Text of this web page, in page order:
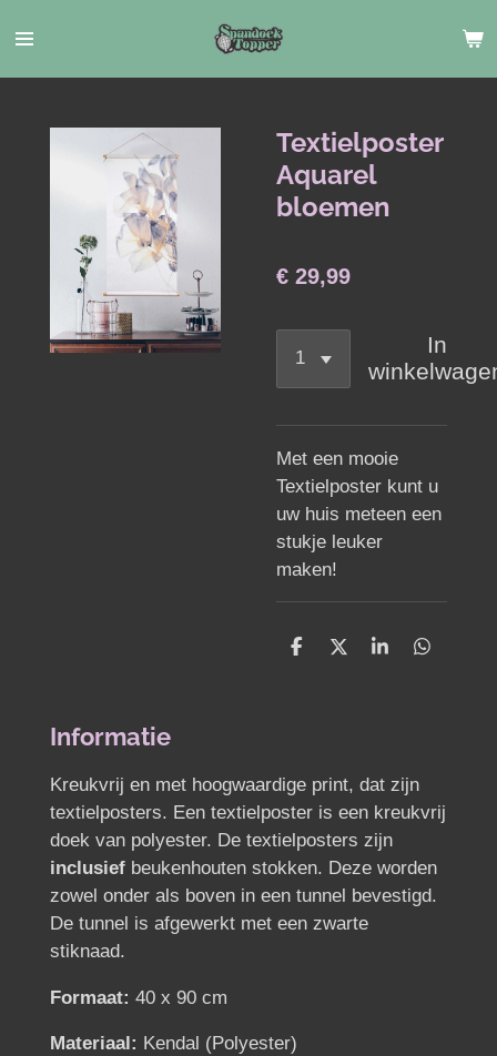
direct
naar
hoofdinhoud
Textielposter
Aquarel
bloemen
€ 29,99
In
Met een mooie
Textielposter kunt u
uw huis meteen een
stukje leuker
maken!
D
D
S
D
Informatie
Kreukvrij en met hoogwaardige print, dat zijn
textielposters. Een textielposter is een kreukvrij
doek van polyester. De textielposters zijn
inclusiefbeukenhouten stokken. Deze worden
zowel onder als boven in een tunnel bevestigd.
De tunnel is afgewerkt met een zwarte
stiknaad.
Formaat: 40 x 90 cm
Materiaal: Kendal (Polyester)